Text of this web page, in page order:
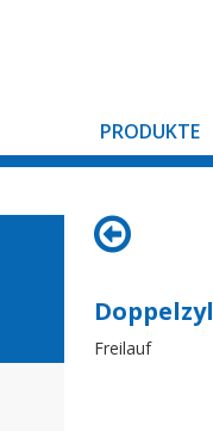
PRODUKTE
Freilauf